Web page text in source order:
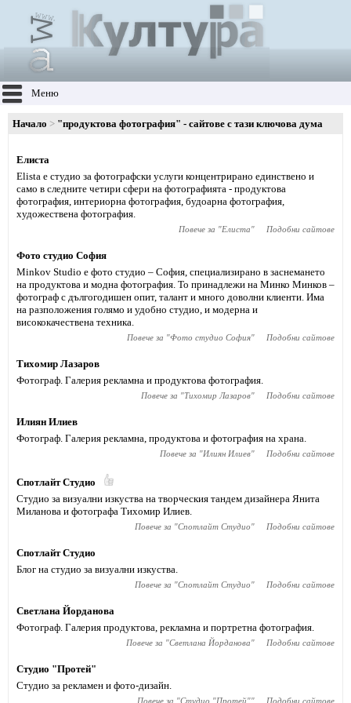
Меню
Начало "продуктова фотография" - сайтове с тази ключова дума
Елиста
Elista е студио за фотографски услуги концентрирано единствено и
само в следните четири сфери на фотографията - продуктова
фотография, интериорна фотография, будоарна фотография,
художествена фотография.
Повече за "Елиста" Подобни сайтове
Фото студио София
Minkov Studio е фото студио – София, специализирано в заснемането
на продуктова и модна фотография. То принадлежи на Минко Минков –
фотограф с дългогодишен опит, талант и много доволни клиенти. Има
на разположения голямо и удобно студио, и модерна и
висококачествена техника.
Повече за "Фото студио София" Подобни сайтове
Тихомир Лазаров
Фотограф. Галерия рекламна и продуктова фотография.
Повече за "Тихомир Лазаров" Подобни сайтове
Илиян Илиев
Фотограф. Галерия рекламна, продуктова и фотография на храна.
Повече за "Илиян Илиев" Подобни сайтове
Спотлайт Студио
Студио за визуални изкуства на творческия тандем дизайнера Янита
Миланова и фотографа Тихомир Илиев.
Повече за "Спотлайт Студио" Подобни сайтове
Спотлайт Студио
Блог на студио за визуални изкуства.
Повече за "Спотлайт Студио" Подобни сайтове
Светлана Йорданова
Фотограф. Галерия продуктова, рекламна и портретна фотография.
Повече за "Светлана Йорданова" Подобни сайтове
Студио "Протей"
Студио за рекламен и фото-дизайн.
Повече за "Студио "Протей"" Подобни сайтове